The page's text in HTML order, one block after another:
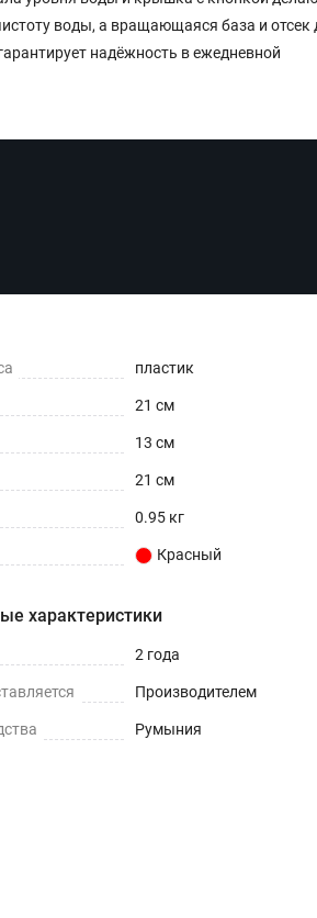
воды, а вращающаяся база и отсек
надёжность в ежедневной
пластик
21 см
13 см
21 см
0.95 кг
Красный
характеристики
2 года
Производителем
Румыния